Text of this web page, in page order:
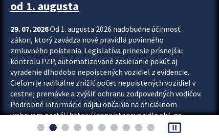
od 1. augusta
29. 07. 2026Od 1. augusta 2026 nadobudne účinnosť
zákon, ktorý zavádza nové pravidlá povinného
zmluvného poistenia. Legislatíva prinesie prísnejšiu
kontrolu PZP, automatizované zasielanie pokút aj
vyradenie dlhodobo nepoistených vozidiel z evidencie.
Cieľom je radikálne znížiť počet nepoistených vozidiel v
cestnej premávke a zvýšiť ochranu zodpovedných vodičov.
Podrobné informácie nájdu občania na oficiálnom
webovom portáli https://nepoistenevozidlo.sk/, na
ktorom od augusta pribudne aj možnosť overiť si...
pause_presentation